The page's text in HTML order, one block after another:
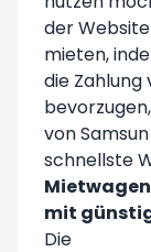
der
mieten,
die Zahlung
von
schnellste
mit
Die